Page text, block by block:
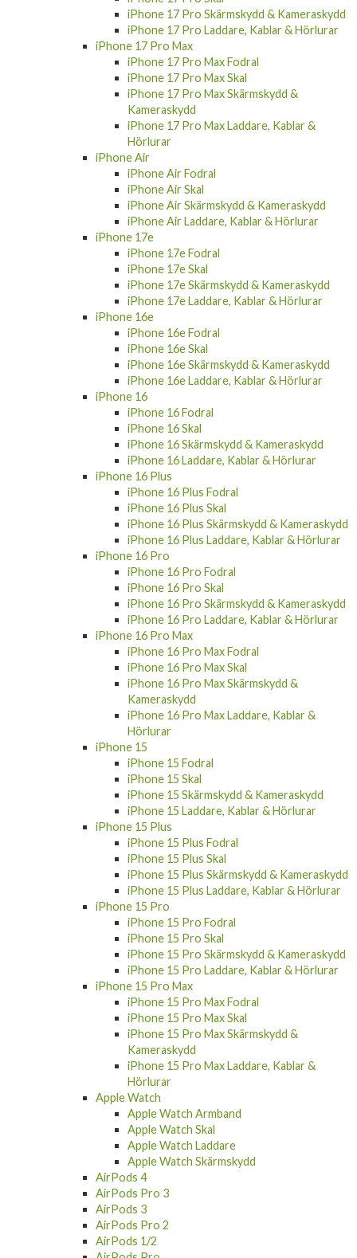
iPhone 17 Pro Skärmskydd & Kameraskydd
iPhone 17 Pro Laddare, Kablar & Hörlurar
iPhone 17 Pro Max
iPhone 17 Pro Max Fodral
iPhone 17 Pro Max Skal
iPhone 17 Pro Max Skärmskydd &
Kameraskydd
iPhone 17 Pro Max Laddare, Kablar &
Hörlurar
iPhone Air
iPhone Air Fodral
iPhone Air Skal
iPhone Air Skärmskydd & Kameraskydd
iPhone Air Laddare, Kablar & Hörlurar
iPhone 17e
iPhone 17e Fodral
iPhone 17e Skal
iPhone 17e Skärmskydd & Kameraskydd
iPhone 17e Laddare, Kablar & Hörlurar
iPhone 16e
iPhone 16e Fodral
iPhone 16e Skal
iPhone 16e Skärmskydd & Kameraskydd
iPhone 16e Laddare, Kablar & Hörlurar
iPhone 16
iPhone 16 Fodral
iPhone 16 Skal
iPhone 16 Skärmskydd & Kameraskydd
iPhone 16 Laddare, Kablar & Hörlurar
iPhone 16 Plus
iPhone 16 Plus Fodral
iPhone 16 Plus Skal
iPhone 16 Plus Skärmskydd & Kameraskydd
iPhone 16 Plus Laddare, Kablar & Hörlurar
iPhone 16 Pro
iPhone 16 Pro Fodral
iPhone 16 Pro Skal
iPhone 16 Pro Skärmskydd & Kameraskydd
iPhone 16 Pro Laddare, Kablar & Hörlurar
iPhone 16 Pro Max
iPhone 16 Pro Max Fodral
iPhone 16 Pro Max Skal
iPhone 16 Pro Max Skärmskydd &
Kameraskydd
iPhone 16 Pro Max Laddare, Kablar &
Hörlurar
iPhone 15
iPhone 15 Fodral
iPhone 15 Skal
iPhone 15 Skärmskydd & Kameraskydd
iPhone 15 Laddare, Kablar & Hörlurar
iPhone 15 Plus
iPhone 15 Plus Fodral
iPhone 15 Plus Skal
iPhone 15 Plus Skärmskydd & Kameraskydd
iPhone 15 Plus Laddare, Kablar & Hörlurar
iPhone 15 Pro
iPhone 15 Pro Fodral
iPhone 15 Pro Skal
iPhone 15 Pro Skärmskydd & Kameraskydd
iPhone 15 Pro Laddare, Kablar & Hörlurar
iPhone 15 Pro Max
iPhone 15 Pro Max Fodral
iPhone 15 Pro Max Skal
iPhone 15 Pro Max Skärmskydd &
Kameraskydd
iPhone 15 Pro Max Laddare, Kablar &
Hörlurar
Apple Watch
Apple Watch Armband
Apple Watch Skal
Apple Watch Laddare
Apple Watch Skärmskydd
AirPods 4
AirPods Pro 3
AirPods 3
AirPods Pro 2
AirPods 1/2